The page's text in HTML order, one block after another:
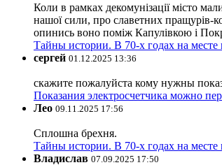
Коли в рамках декомунізації місто
нашої сили, про славетних пращурів-
опинись воно поміж Капулівкою і
Тайны истории. В 70-х годах на
сергей 01.12.2025 13:36
скажите пожалуйста кому нужны
Показания электросчетчика можно
Лео 09.11.2025 17:56
Сплошна брехня.
Тайны истории. В 70-х годах на
Владислав 07.09.2025 17:50